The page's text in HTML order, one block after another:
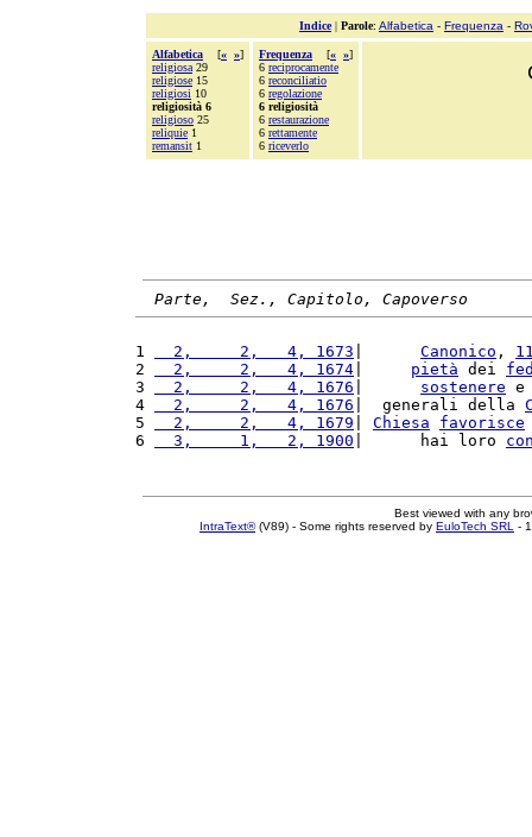
Indice| Parole: Alfabetica - Frequenza -
Alfabetica [« »]
religiosa 29
religiose 15
religiosi 10
religiosità 6
religioso 25
reliquie 1
remansit 1
Frequenza [« »]
6 reciprocamente
6 reconciliatio
6 regolazione
6 religiosità
6 restaurazione
6 rettamente
6 riceverlo
Parte,  Sez., Capitolo, Capoverso
1
  2,     2,   4, 1673
Canonico ,
2
  2,     2,   4, 1674
pietà dei
3
  2,     2,   4, 1676
sostenere
4
  2,     2,   4, 1676
|  generali della
5
  2,     2,   4, 1679
Chiesa favorisce
6
  3,     1,   2, 1900
|      hai loro
Best viewed with any
IntraText®(V89) - Some rights reserved by EuloTech SRL -